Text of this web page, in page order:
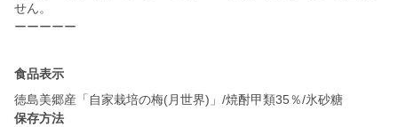
せん。
食品表示
徳島美郷産「自家栽培の梅(月世界)」/焼酎甲類35％/氷砂糖
保存方法